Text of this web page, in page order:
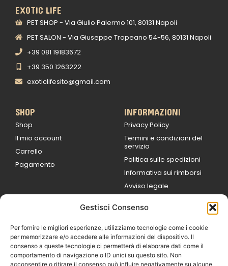
Gestisci Consenso
Per fornire le migliori esperienze, utilizziamo tecnologie come i cookie
per memorizzare e/o accedere alle informazioni del dispositivo. Il
consenso a queste tecnologie ci permetterà di elaborare dati come il
comportamento di navigazione o ID unici su questo sito. Non
acconsentire o ritirare il consenso può influire negativamente su alcune
EXOTIC LIFE
PET SHOP - Via Giulio Palermo 101, 80131 Napoli
PET SALON - Via Giuseppe Tropeano 54-56, 80131 Napoli
+39 081 19183672
+39 350 1263222
exoticlifesito@gmail.com
SHOP
Shop
Il mio account
Carrello
Pagamento
INFORMAZIONI
Privacy Policy
Termini e condizioni del
servizio
Politica sulle spedizioni
Informativa sui rimborsi
Avviso legale
9:00
Sabato 09:00 /
14:00
16:30 / 20:00
Domenica